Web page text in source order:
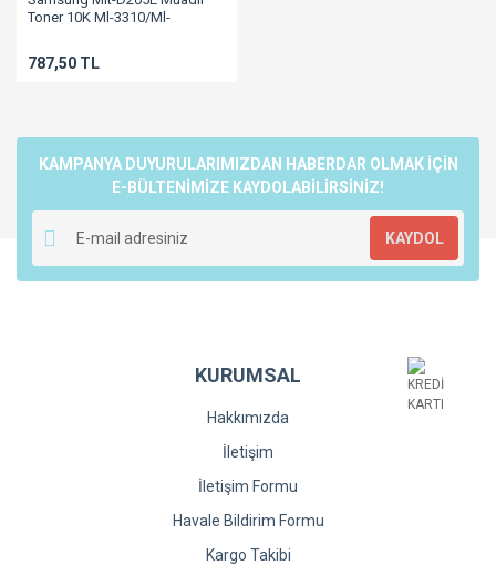
Toner 10K Ml-3310/Ml-
4833
787,50 TL
KAMPANYA DUYURULARIMIZDAN HABERDAR OLMAK İÇİN
E-BÜLTENİMİZE KAYDOLABİLİRSİNİZ!
KAYDOL
KURUMSAL
Hakkımızda
İletişim
İletişim Formu
Havale Bildirim Formu
Kargo Takibi